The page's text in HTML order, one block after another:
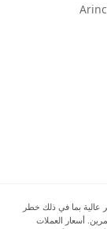
عالية بما في ذلك خطر
أسعار العملات